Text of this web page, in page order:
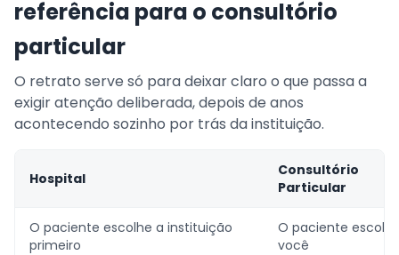
referência para o consultório
particular
O retrato serve só para deixar claro o que passa a
exigir atenção deliberada, depois de anos
acontecendo sozinho por trás da instituição.
Hospital
Consultório
Particular
O paciente escolhe a instituição
primeiro
O paciente
você